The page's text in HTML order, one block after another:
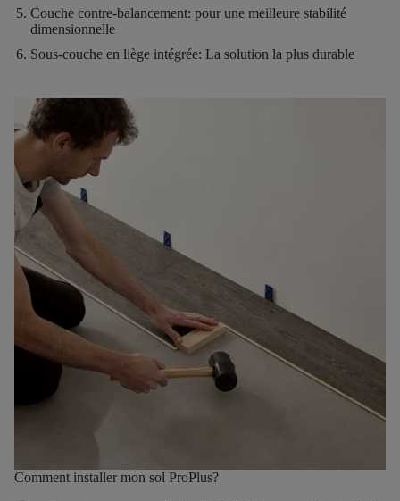
Couche contre-balancement: pour une meilleure stabilité
dimensionnelle
Sous-couche en liège intégrée: La solution la plus durable
Comment installer mon sol ProPlus?